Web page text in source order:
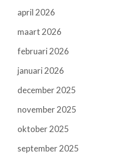
april 2026
maart 2026
februari 2026
januari 2026
december 2025
november 2025
oktober 2025
september 2025